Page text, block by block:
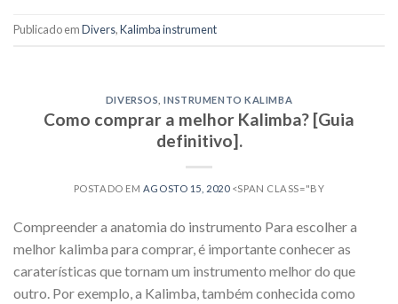
Publicado emDivers,Kalimba instrument
DIVERSOS ,INSTRUMENTO KALIMBA
Como comprar a melhor Kalimba? [Guia
definitivo].
POSTADO EM AGOSTO 15, 2020<SPAN CLASS="BY
Compreender a anatomia do instrumento Para escolher a
melhor kalimba para comprar, é importante conhecer as
caraterísticas que tornam um instrumento melhor do que
outro. Por exemplo, a Kalimba, também conhecida como